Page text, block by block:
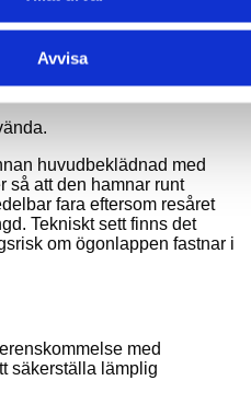
Avvisa
återanvändningsbart och kan
huvudbeklädnad med
så att den hamnar runt
fara eftersom resåret
Tekniskt sett finns det
om ögonlappen fastnar i
med
säkerställa lämplig